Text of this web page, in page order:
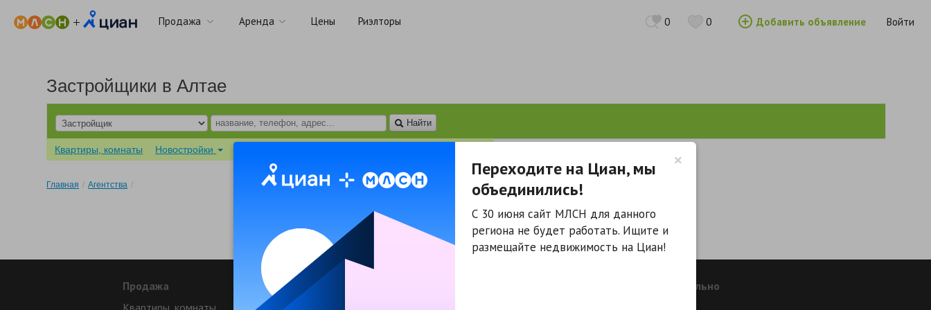
Продажа Аренда Цены Риэлторы 0 0 Добавить объявление Войти
Застройщики в Алтае
Найти
Квартиры, комнаты Новостройки
Главная / Агентства /
Нет результатов.
×
Переходите на Циан, мы
объединились!
С 30 июня сайт МЛСН для данного
региона не будет работать. Ищите и
размещайте недвижимость на Циан!
Продажа Аренда
Дополнительно
Квартиры, комнаты